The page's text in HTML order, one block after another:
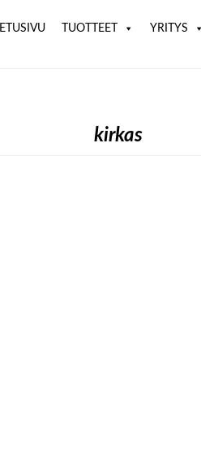
ETUSIVU TUOTTEET YRITYS
kirkas